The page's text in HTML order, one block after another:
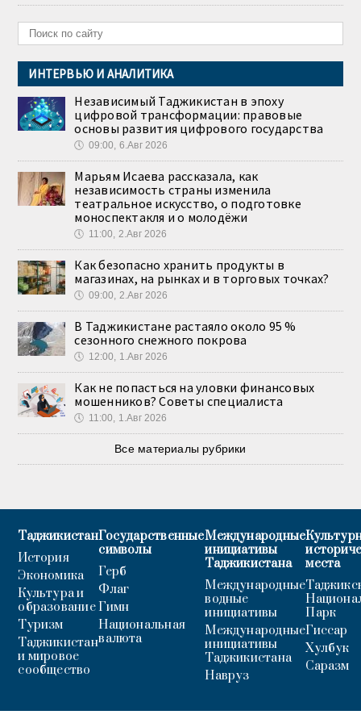
ИНТЕРВЬЮ И АНАЛИТИКА
Независимый Таджикистан в эпоху
цифровой трансформации: правовые
основы развития цифрового государства
🕔 09:00, 6.Авг 2026
Марьям Исаева рассказала, как
независимость страны изменила
театральное искусство, о подготовке
моноспектакля и о молодёжи
🕔 11:00, 2.Авг 2026
Как безопасно хранить продукты в
магазинах, на рынках и в торговых точках?
🕔 09:00, 2.Авг 2026
В Таджикистане растаяло около 95 %
сезонного снежного покрова
🕔 12:00, 1.Авг 2026
Как не попасться на уловки финансовых
мошенников? Советы специалиста
🕔 11:00, 1.Авг 2026
Все материалы рубрики
Таджикистан
История
Экономика
Культура и
образование
Туризм
Таджикистан
и мировое
сообщество
Государственные
символы
Герб
Флаг
Гимн
Национальная
валюта
Международные
инициативы
Таджикистана
Международные
водные
инициативы
Международные
инициативы
Таджикистана
Навруз
места
Парк
Гиссар
Хулбук
Саразм